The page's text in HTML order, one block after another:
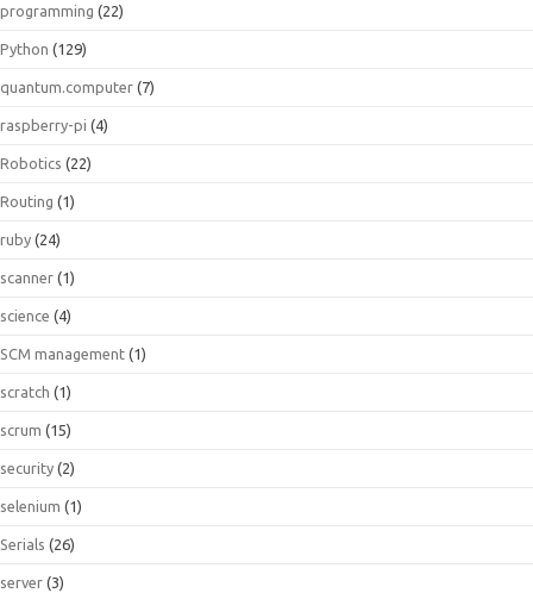
programming (22)
Python (129)
quantum.computer (7)
raspberry-pi (4)
Robotics (22)
Routing (1)
ruby (24)
scanner (1)
science (4)
SCM management (1)
scratch (1)
scrum (15)
security (2)
selenium (1)
Serials (26)
server (3)